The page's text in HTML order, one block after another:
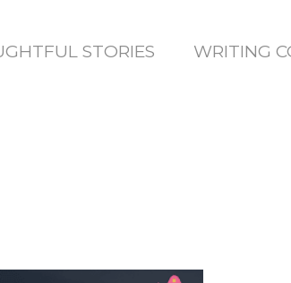
STORIES WRITING